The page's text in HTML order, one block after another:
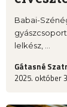
Babai-
lelkész, ...
Gátasné
2025. október